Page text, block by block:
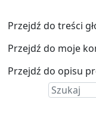
Przejdź do treści
Przejdź do moje
Przejdź do opisu